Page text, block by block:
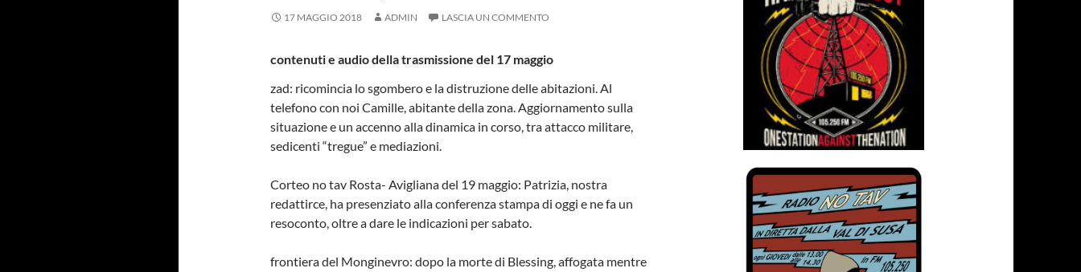
17 MAGGIO 2018 ADMIN LASCIA UN COMMENTO
contenuti e audio della trasmissione del 17 maggio
zad: ricomincia lo sgombero e la distruzione delle abitazioni. Al
telefono con noi Camille, abitante della zona. Aggiornamento sulla
situazione e un accenno alla dinamica in corso, tra attacco militare,
sedicenti “tregue” e mediazioni.
Corteo no tav Rosta- Avigliana del 19 maggio: Patrizia, nostra
redattirce, ha presenziato alla conferenza stampa di oggi e ne fa un
resoconto, oltre a dare le indicazioni per sabato.
frontiera del Monginevro: dopo la morte di Blessing, affogata mentre